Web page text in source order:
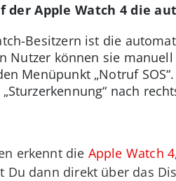
der Apple Watch 4 die
Besitzern ist die
Nutzer können sie
Menüpunkt „Notruf
nach
erkennt die Apple Watch 4
Du dann direkt über das